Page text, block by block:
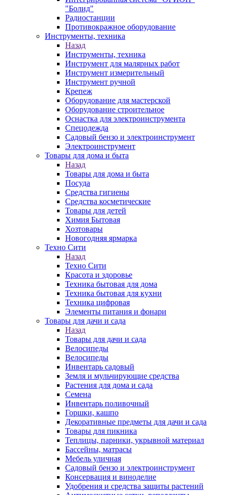
"Болид"
Радиостанции
Противокражное оборудование
Инструменты, техника
Назад
Инструменты, техника
Инструмент для малярных работ
Инструмент измерительный
Инструмент ручной
Крепеж
Оборудование для мастерской
Оборудование строительное
Оснастка для электроинструмента
Спецодежда
Садовый бензо и электроинструмент
Электроинструмент
Товары для дома и быта
Назад
Товары для дома и быта
Посуда
Средства гигиены
Средства косметические
Товары для детей
Химия Бытовая
Хозтовары
Новогодняя ярмарка
Техно Сити
Назад
Техно Сити
Красота и здоровье
Техника бытовая для дома
Техника бытовая для кухни
Техника цифровая
Элементы питания и фонари
Товары для дачи и сада
Назад
Товары для дачи и сада
Велосипеды
Велосипеды
Инвентарь садовый
Земля и мульчирующие средства
Растения для дома и сада
Семена
Инвентарь поливочный
Горшки, кашпо
Декоративные предметы для дачи и сада
Товары для пикника
Теплицы, парники, укрывной материал
Бассейны, матрасы
Мебель уличная
Садовый бензо и электроинструмент
Консервация и виноделие
Удобрения и средства защиты растений